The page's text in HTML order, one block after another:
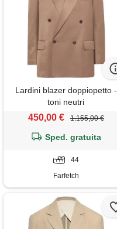
Lardini blazer doppiopetto -
toni neutri
450,00 € 1.155,00 €
Sped. gratuita
44
Farfetch